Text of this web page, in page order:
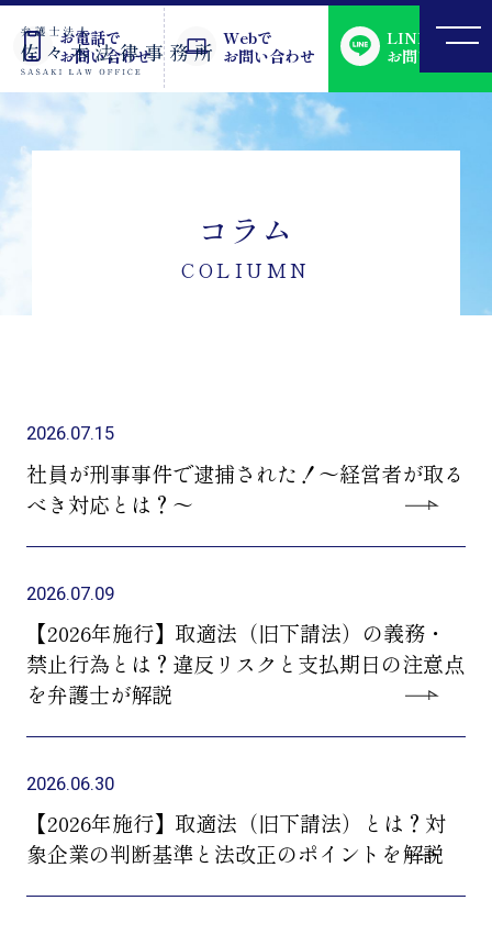
お電話で
お問い合わせ
Webで
お問い合わせ
LINEで
お問い合わせ
コラム
COLIUMN
2026.07.15
社員が刑事事件で逮捕された！～経営者が取る
べき対応とは？～
2026.07.09
【2026年施行】取適法（旧下請法）の義務・
禁止行為とは？違反リスクと支払期日の注意点
を弁護士が解説
2026.06.30
【2026年施行】取適法（旧下請法）とは？対
象企業の判断基準と法改正のポイントを解説